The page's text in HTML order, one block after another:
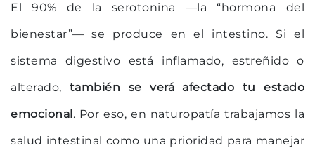
El 90% de la serotonina —la “hormona del
bienestar”— se produce en el intestino. Si el
sistema digestivo está inflamado, estreñido o
alterado, también se verá afectado tu estado
emocional. Por eso, en naturopatía trabajamos la
salud intestinal como una prioridad para manejar